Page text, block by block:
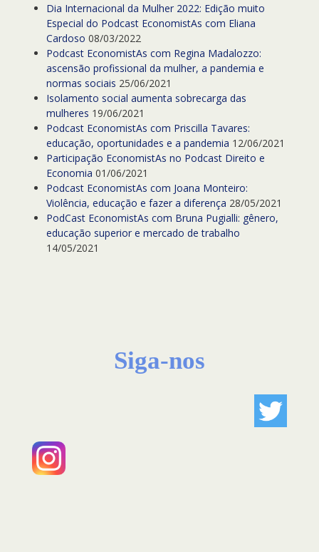
Dia Internacional da Mulher 2022: Edição muito
Especial do Podcast EconomistAs com Eliana
Cardoso 08/03/2022
Podcast EconomistAs com Regina Madalozzo:
ascensão profissional da mulher, a pandemia e
normas sociais 25/06/2021
Isolamento social aumenta sobrecarga das
mulheres 19/06/2021
Podcast EconomistAs com Priscilla Tavares:
educação, oportunidades e a pandemia 12/06/2021
Participação EconomistAs no Podcast Direito e
Economia 01/06/2021
Podcast EconomistAs com Joana Monteiro:
Violência, educação e fazer a diferença 28/05/2021
PodCast EconomistAs com Bruna Pugialli: gênero,
educação superior e mercado de trabalho
14/05/2021
Siga-nos